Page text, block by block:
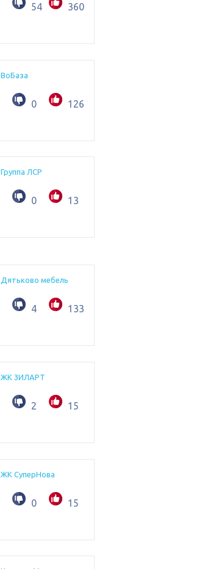
54 360
ВоБаза
0 126
Группа ЛСР
0 13
Дятьково мебель
4 133
ЖК ЗИЛАРТ
2 15
ЖК СуперНова
0 15